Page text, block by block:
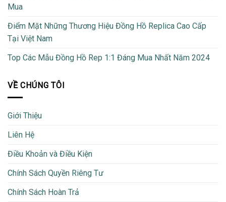
Mua
Điểm Mặt Những Thương Hiệu Đồng Hồ Replica Cao Cấp
Tại Việt Nam
Top Các Mẫu Đồng Hồ Rep 1:1 Đáng Mua Nhất Năm 2024
VỀ CHÚNG TÔI
Giới Thiệu
Liên Hệ
Điều Khoản và Điều Kiện
Chính Sách Quyền Riêng Tư
Chính Sách Hoàn Trả